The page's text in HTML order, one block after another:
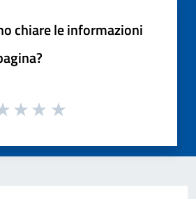
chiare le informazioni